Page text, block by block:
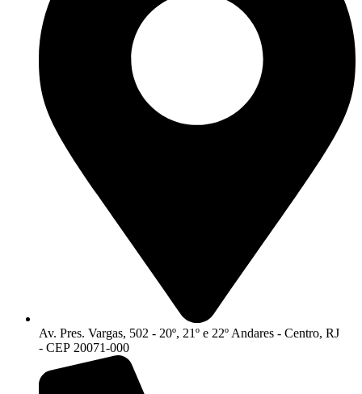
Av. Pres. Vargas, 502 - 20º, 21º e 22º Andares - Centro, RJ
- CEP 20071-000